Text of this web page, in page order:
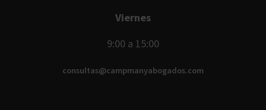
Viernes
9:00 a 15:00
consultas@campmanyabogados.com